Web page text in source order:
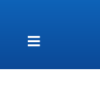
Toggle
Navigation